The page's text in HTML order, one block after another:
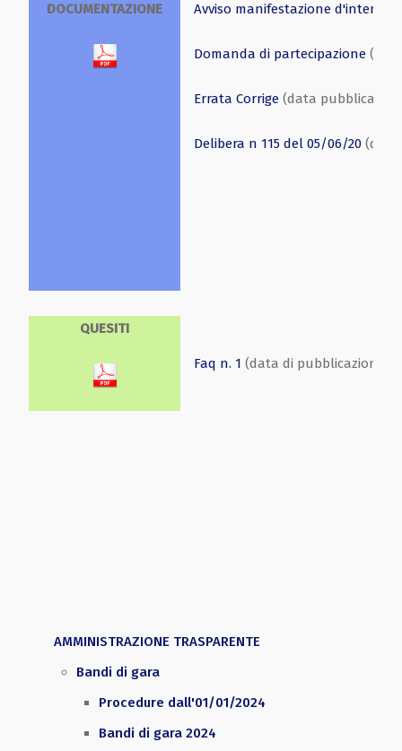
AMMINISTRAZIONE TRASPARENTE
Bandi di gara
Procedure dall'01/01/2024
Bandi di gara 2024
DOCUMENTAZIONE Avviso manifestazione
Domanda di partecipazione
Errata Corrige (data
Delibera n 115 del 05/06/20 (data
QUESITI
Faq n. 1 (data di pubblicazione